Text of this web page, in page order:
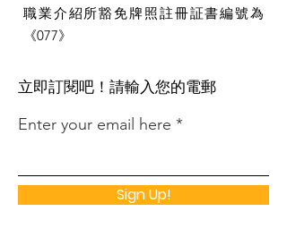
職業介紹所豁免牌照註冊証書編號為
《077》
​立即訂閱吧！請輸入您的電郵
Enter your email here
Sign Up!